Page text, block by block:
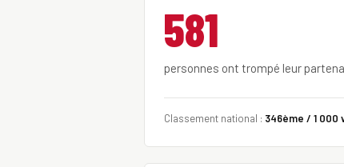
581
personnes ont trompé leur
Classement national : 346ème / 1 000